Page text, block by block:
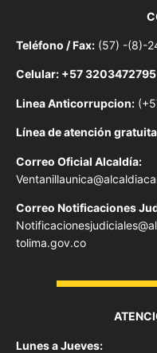
Teléfono / Fax: (57) -(8)-
Celular: +57 3203472795
Linea Anticorrupcion:
Línea de atención
Correo Oficial Alcaldía:
Correo Notificaciones
tolima.gov.co
Lunes a Jueves: